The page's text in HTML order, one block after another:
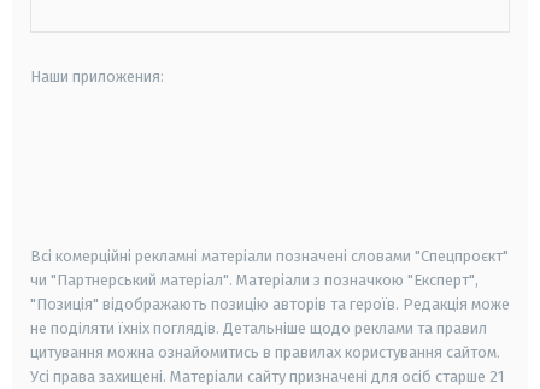
Наши приложения:
Всі комерційні рекламні матеріали позначені словами "Спецпроєкт"
чи "Партнерський матеріал". Матеріали з позначкою "Експерт",
"Позиція" відображають позицію авторів та героїв. Редакція може
не поділяти їхніх поглядів. Детальніше щодо реклами та правил
цитування можна ознайомитись в правилах користування сайтом.
Усі права захищені. Матеріали сайту призначені для осіб старше 21